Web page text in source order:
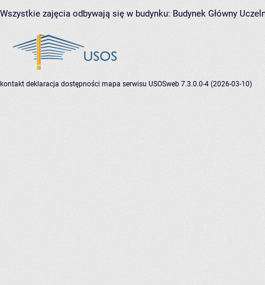
Wszystkie zajęcia odbywają się w budynku: Budynek Główny
kontakt deklaracja dostępności mapa serwisu USOSweb 7.3.0.0-4 (2026-03-10)